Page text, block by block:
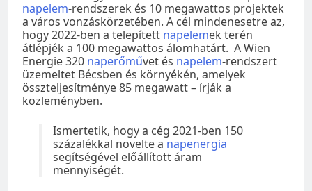
napelem-rendszerek és 10 megawattos projektek
a város vonzáskörzetében. A cél mindenesetre az,
hogy 2022-ben a telepített napelemek terén
átlépjék a 100 megawattos álomhatárt. A Wien
Energie 320 naperőművet és napelem-rendszert
üzemeltet Bécsben és környékén, amelyek
összteljesítménye 85 megawatt – írják a
közleményben.
Ismertetik, hogy a cég 2021-ben 150
százalékkal növelte a napenergia
segítségével előállított áram
mennyiségét.